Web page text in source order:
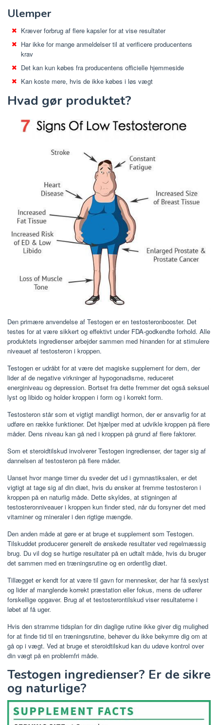
Ulemper
Kræver forbrug af flere kapsler for at vise resultater
Har ikke for mange anmeldelser til at verificere producentens
krav
Det kan kun købes fra producentens officielle hjemmeside
Kan koste mere, hvis de ikke købes i løs vægt
Hvad gør produktet?
Den primære anvendelse af Testogen er en testosteronbooster. Det
testes for at være sikkert og effektivt under FDA-godkendte forhold. Alle
produktets ingredienser arbejder sammen med hinanden for at stimulere
niveauet af testosteron i kroppen.
Testogen er udråbt for at være det magiske supplement for dem, der
lider af de negative virkninger af hypogonadisme, reduceret
energiniveau og depression. Bortset fra dette fremmer det også seksuel
lyst og libido og holder kroppen i form og i korrekt form.
Testosteron står som et vigtigt mandligt hormon, der er ansvarlig for at
udføre en række funktioner. Det hjælper med at udvikle kroppen på flere
måder. Dens niveau kan gå ned i kroppen på grund af flere faktorer.
Som et steroidtilskud involverer Testogen ingredienser, der tager sig af
dannelsen af ​​testosteron på flere måder.
Uanset hvor mange timer du sveder det ud i gymnastiksalen, er det
vigtigt at tage sig af din diæt, hvis du ønsker at fremme testosteron i
kroppen på en naturlig måde. Dette skyldes, at stigningen af ​​
testosteronniveauer i kroppen kun finder sted, når du forsyner det med
vitaminer og mineraler i den rigtige mængde.
Den anden måde at gøre er at bruge et supplement som Testogen.
Tilskuddet producerer generelt de ønskede resultater ved regelmæssig
brug. Du vil dog se hurtige resultater på en udtalt måde, hvis du bruger
det sammen med en træningsrutine og en ordentlig diæt.
Tillægget er kendt for at være til gavn for mennesker, der har få sexlyst
og lider af manglende korrekt præstation eller fokus, mens de udfører
forskellige opgaver. Brug af et testosterontilskud viser resultaterne i
løbet af få uger.
Hvis den stramme tidsplan for din daglige rutine ikke giver dig mulighed
for at finde tid til en træningsrutine, behøver du ikke bekymre dig om at
gå op i vægt. Ved at bruge et steroidtilskud kan du udøve kontrol over
din vægt på en problemfri måde.
Testogen ingredienser? Er de sikre
og naturlige?